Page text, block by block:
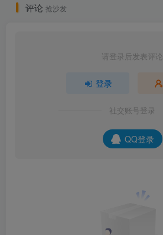
评论 抢沙发
请登录后发表评论
登录
社交账号登录
QQ登录